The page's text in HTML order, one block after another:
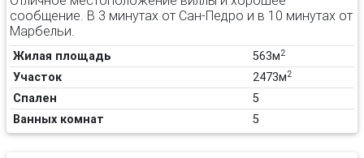
сообщение. В 3 минутах от Сан-Педро и в 10 минутах от
Марбельи.
Жилая площадь 563м2
Участок 2473м2
Спален
5
Ванных комнат
5